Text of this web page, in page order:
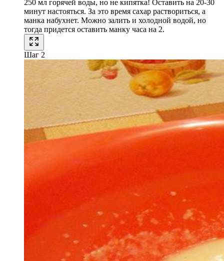
250 мл горячей воды, но не кипятка! Оставить на 20-30
минут настояться. За это время сахар раствориться, а
манка набухнет. Можно залить и холодной водой, но
тогда придется оставить манку часа на 2.
Шаг 2